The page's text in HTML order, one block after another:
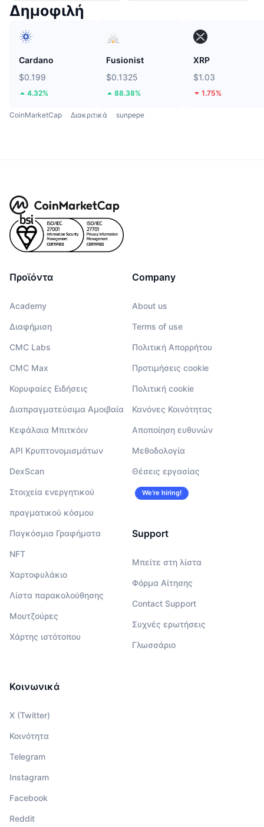
Δημοφιλή
Cardano
$0.199
4.32%
Fusionist
$0.1325
88.38%
XRP
$1.03
1.75%
CoinMarketCap Διακριτικά sunpepe
Προϊόντα
Academy
Διαφήμιση
CMC Labs
CMC Max
Κορυφαίες Ειδήσεις
Διαπραγματεύσιμα Αμοιβαία
Κεφάλαια Μπιτκόιν
API Κρυπτονομισμάτων
DexScan
Στοιχεία ενεργητικού
πραγματικού κόσμου
Παγκόσμια Γραφήματα
NFT
Χαρτοφυλάκιο
Λίστα παρακολούθησης
Μουτζούρες
Χάρτης ιστότοπου
Company
About us
Terms of use
Πολιτική Απορρήτου
Προτιμήσεις cookie
Πολιτική cookie
Κανόνες Κοινότητας
Αποποίηση ευθυνών
Μεθοδολογία
Θέσεις εργασίας
We’re hiring!
Support
Μπείτε στη λίστα
Φόρμα Αίτησης
Contact Support
Συχνές ερωτήσεις
Γλωσσάριο
Κοινωνικά
X (Twitter)
Κοινότητα
Telegram
Instagram
Facebook
Reddit